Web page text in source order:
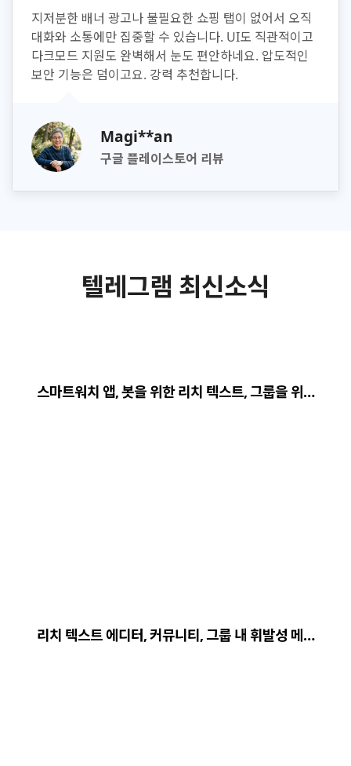
지저분한 배너 광고나 불필요한 쇼핑 탭이 없어서 오직
대화와 소통에만 집중할 수 있습니다. UI도 직관적이고
다크모드 지원도 완벽해서 눈도 편안하네요. 압도적인
보안 기능은 덤이고요. 강력 추천합니다.
Magi**an
구글 플레이스토어 리뷰
텔레그램 최신소식
스마트워치 앱, 봇을 위한 리치 텍스트, 그룹을 위…
리치 텍스트 에디터, 커뮤니티, 그룹 내 휘발성 메…